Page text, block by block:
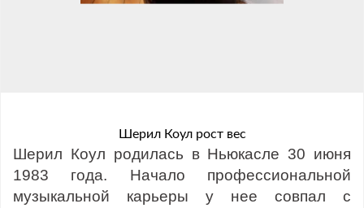
Шерил Коул рост вес
Шерил Коул родилась в Ньюкасле 30 июня
1983 года. Начало профессиональной
музыкальной карьеры у нее совпал с